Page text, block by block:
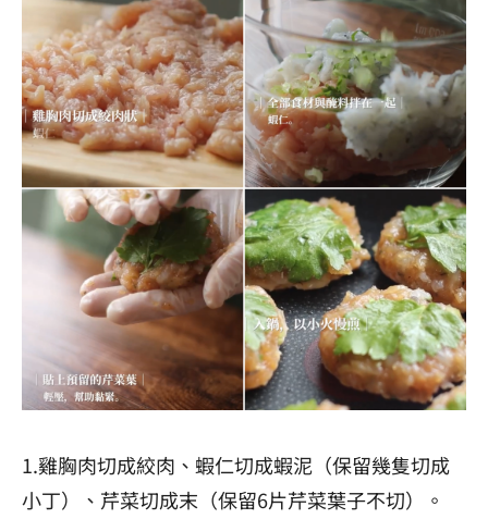
1.雞胸肉切成絞肉、蝦仁切成蝦泥（保留幾隻切成
小丁）、芹菜切成末（保留6片芹菜葉子不切）。